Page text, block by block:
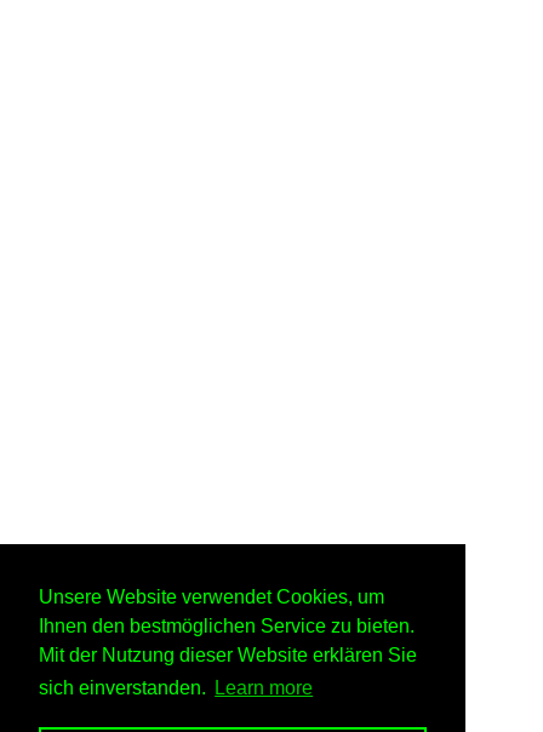
Unsere Website verwendet Cookies, um
Ihnen den bestmöglichen Service zu bieten.
Mit der Nutzung dieser Website erklären Sie
sich einverstanden.
Learn more